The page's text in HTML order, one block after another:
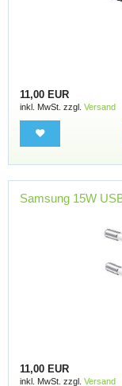
11,00 EUR
inkl. MwSt. zzgl. Versand
Samsung 15W
11,00 EUR
inkl. MwSt. zzgl. Versand